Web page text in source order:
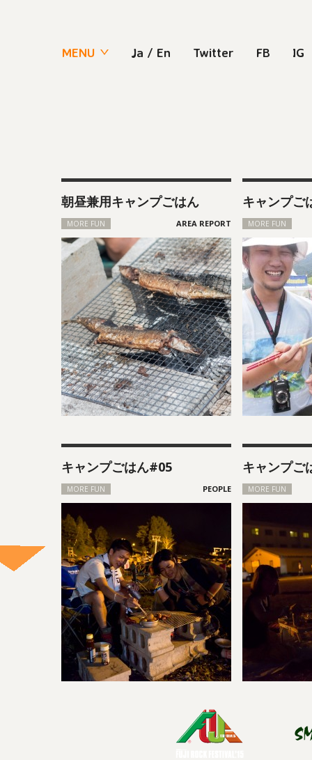
MENU Ja / En Twitter FB IG
朝昼兼用キャンプごはん
MORE FUN
キャンプごはん#05
MORE FUN
キャンプご
MORE FUN
キャンプご
MORE FUN